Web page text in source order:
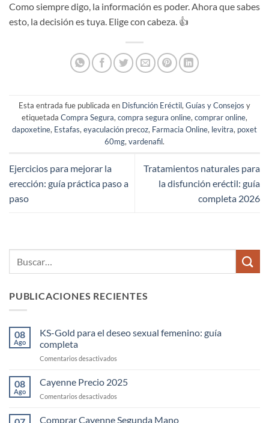
Como siempre digo, la información es poder. Ahora que sabes
esto, la decisión es tuya. Elige con cabeza. 👍
Esta entrada fue publicada en Disfunción Eréctil,Guías y Consejos y
etiquetada Compra Segura,compra segura online,comprar online,
dapoxetine, Estafas,eyaculación precoz, Farmacia Online, levitra, poxet
60mg,vardenafil.
Ejercicios para mejorar la
erección: guía práctica paso a
paso
Tratamientos naturales para
la disfunción eréctil: guía
completa 2026
PUBLICACIONES RECIENTES
08
Ago
KS-Gold para el deseo sexual femenino: guía
completa
Comentarios desactivados
Gold
el
sexual
08
Ago
Cayenne Precio 2025
Comentarios desactivados
Precio
Comprar Cayenne Segunda Mano